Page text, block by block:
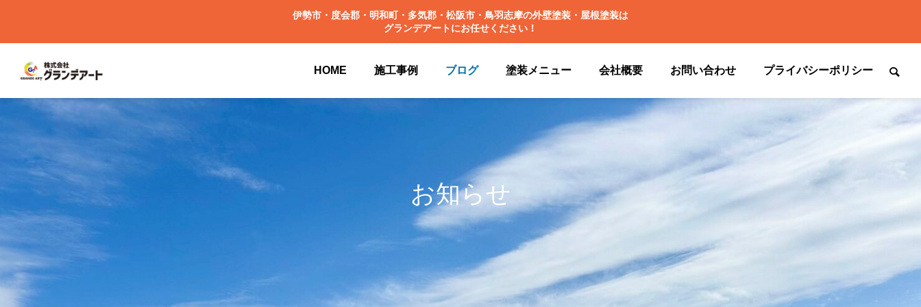
伊勢市・度会郡・明和町・多気郡・松阪市・鳥羽志摩の外壁塗装・屋根塗装は
グランデアートにお任せください！
HOME 施工事例 ブログ 塗装メニュー 会社概要 お問い合わせ プライバシーポリシー
た☔ クリヤー塗装を検討している方必見!! 施工事例更新中✨ 梅雨までに対策するといいこと☔

お知らせ